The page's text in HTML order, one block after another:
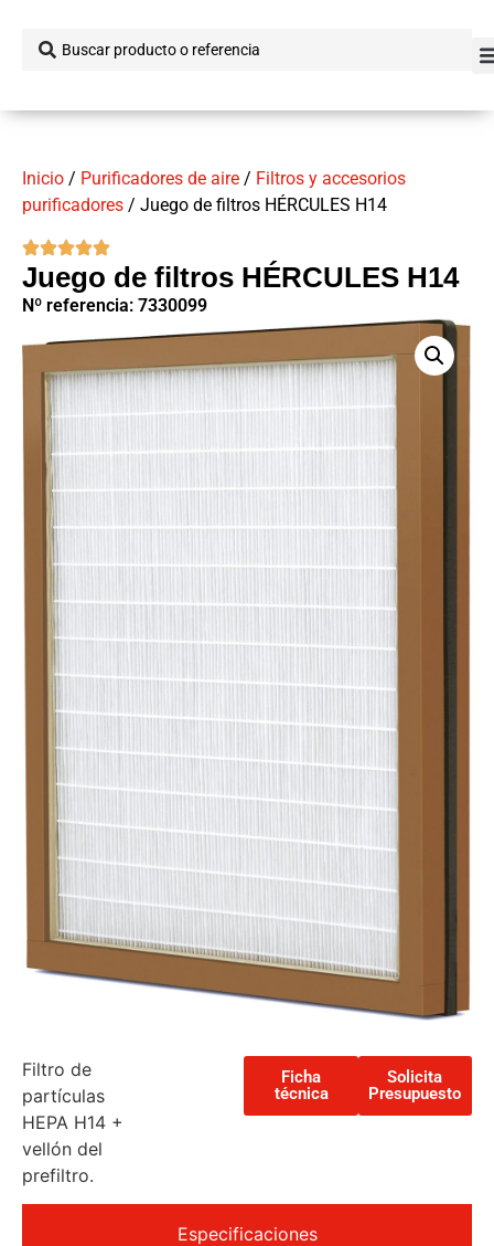
Inicio / Purificadores de aire / Filtros y accesorios
purificadores / Juego de filtros HÉRCULES H14
Juego de filtros HÉRCULES H14
Nº referencia: 7330099
Filtro de
partículas
HEPA H14 +
vellón del
prefiltro.
Ficha
técnica
Solicita
Presupuesto
Especificaciones